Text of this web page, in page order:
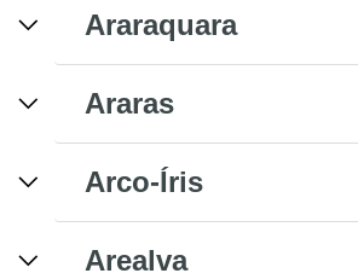
Araraquara
Araras
Arco-Íris
Arealva